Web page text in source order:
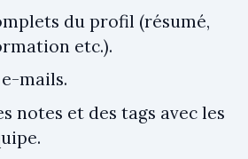
du profil (résumé,
etc.).
mails.
notes et des tags avec les